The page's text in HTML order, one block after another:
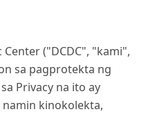
("DCDC", "kami",
sa pagprotekta ng
Privacy na ito ay
kinokolekta,